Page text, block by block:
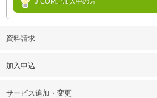
資料請求
加入申込
サービス追加・変更